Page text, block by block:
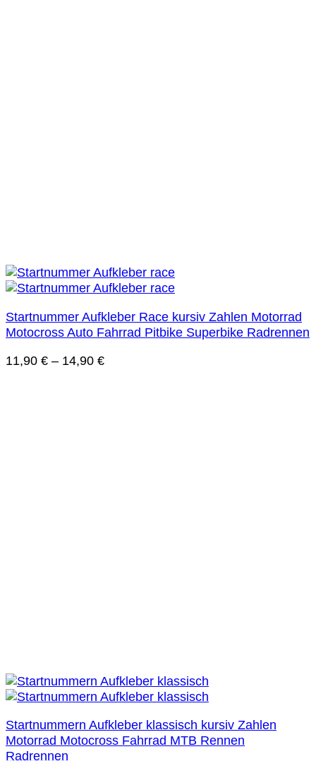
Startnummer Aufkleber Race kursiv Zahlen Motorrad
Motocross Auto Fahrrad Pitbike Superbike Radrennen
11,90 € – 14,90 €
Startnummern Aufkleber klassisch kursiv Zahlen
Motorrad Motocross Fahrrad MTB Rennen
Radrennen